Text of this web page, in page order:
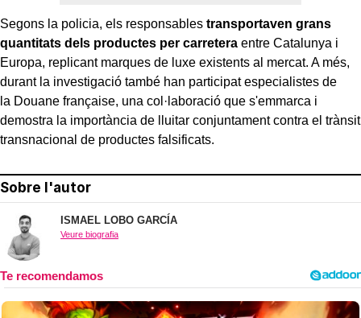
Segons la policia, els responsables transportaven grans
quantitats dels productes per carretera entre Catalunya i
Europa, replicant marques de luxe existents al mercat. A més,
durant la investigació també han participat especialistes de
la Douane française, una col·laboració que s'emmarca i
demostra la importància de lluitar conjuntament contra el trànsit
transnacional de productes falsificats.
Sobre l'autor
ISMAEL LOBO GARCÍA
Veure biografia